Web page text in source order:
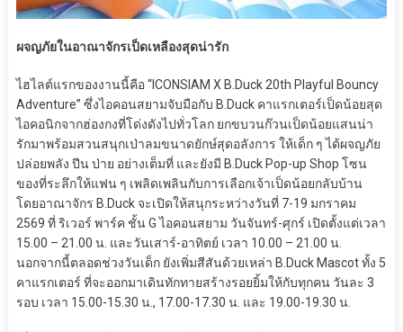
ผจญภัยในอาณาจักรเป็ดเหลืองสุดน่ารัก
ไฮไลต์แรกของงานนี้คือ “ICONSIAM X B.Duck 20th Playful Bouncy
Adventure” ซึ่งไอคอนสยามจับมือกับ B.Duck คาแรกเตอร์เป็ดน้อยสุด
ไอคอนิกจากฮ่องกงที่โด่งดังไปทั่วโลก ยกขบวนก๊วนเป็ดน้อยแสนน่า
รักมาพร้อมสวนสนุกเป่าลมขนาดยักษ์สุดอลังการ ให้เด็ก ๆ ได้ผจญภัย
ปล่อยพลัง ปีน ป่าย อย่างเต็มที่ และยังมี B.Duck Pop-up Shop โซน
ของที่ระลึกให้แฟน ๆ เพลิดเพลินกับการเลือกเจ้าเป็ดน้อยกลับบ้าน
โดยอาณาจักร B.Duck จะเปิดให้สนุกระหว่างวันที่ 7-19 มกราคม
2569 ที่ ริเวอร์ พาร์ค ชั้น G ไอคอนสยาม วันจันทร์-ศุกร์ เปิดตั้งแต่เวลา
15.00 – 21.00 น. และวันเสาร์-อาทิตย์ เวลา 10.00 – 21.00 น.
นอกจากนี้ตลอดช่วงวันเด็ก ยังเพิ่มสีสันด้วยเหล่า B.Duck Mascot ทั้ง 5
คาแรกเตอร์ ที่จะออกมาเดินทักทายสร้างรอยยิ้มให้กับทุกคน วันละ 3
รอบ เวลา 15.00-15.30 น., 17.00-17.30 น. และ 19.00-19.30 น.